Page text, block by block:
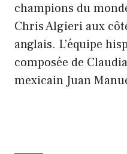
champions du
Chris Algieri aux
anglais. L’équipe
composée de
mexicain Juan